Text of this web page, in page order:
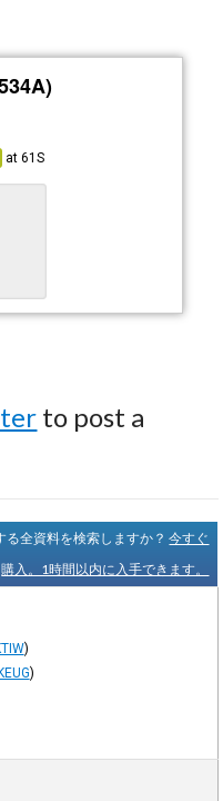
at61S
to post a
る全資料を検索しますか？今すぐ
購入。1時間以内に入手できます。
)
)